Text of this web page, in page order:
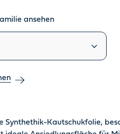
ansehen
Synthethik-Kautschukfolie,